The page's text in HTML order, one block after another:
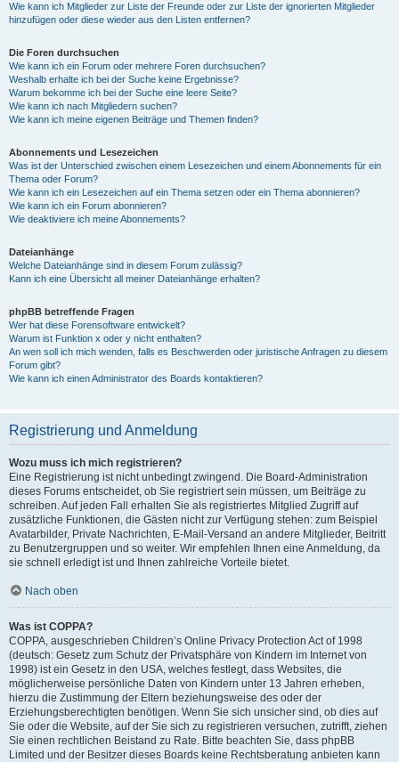
Wie kann ich Mitglieder zur Liste der Freunde oder zur Liste der ignorierten Mitglieder
hinzufügen oder diese wieder aus den Listen entfernen?
Die Foren durchsuchen
Wie kann ich ein Forum oder mehrere Foren durchsuchen?
Weshalb erhalte ich bei der Suche keine Ergebnisse?
Warum bekomme ich bei der Suche eine leere Seite?
Wie kann ich nach Mitgliedern suchen?
Wie kann ich meine eigenen Beiträge und Themen finden?
Abonnements und Lesezeichen
Was ist der Unterschied zwischen einem Lesezeichen und einem Abonnements für ein
Thema oder Forum?
Wie kann ich ein Lesezeichen auf ein Thema setzen oder ein Thema abonnieren?
Wie kann ich ein Forum abonnieren?
Wie deaktiviere ich meine Abonnements?
Dateianhänge
Welche Dateianhänge sind in diesem Forum zulässig?
Kann ich eine Übersicht all meiner Dateianhänge erhalten?
phpBB betreffende Fragen
Wer hat diese Forensoftware entwickelt?
Warum ist Funktion x oder y nicht enthalten?
An wen soll ich mich wenden, falls es Beschwerden oder juristische Anfragen zu diesem
Forum gibt?
Wie kann ich einen Administrator des Boards kontaktieren?
Registrierung und Anmeldung
Wozu muss ich mich registrieren?
Eine Registrierung ist nicht unbedingt zwingend. Die Board-Administration
dieses Forums entscheidet, ob Sie registriert sein müssen, um Beiträge zu
schreiben. Auf jeden Fall erhalten Sie als registriertes Mitglied Zugriff auf
zusätzliche Funktionen, die Gästen nicht zur Verfügung stehen: zum Beispiel
Avatarbilder, Private Nachrichten, E-Mail-Versand an andere Mitglieder, Beitritt
zu Benutzergruppen und so weiter. Wir empfehlen Ihnen eine Anmeldung, da
sie schnell erledigt ist und Ihnen zahlreiche Vorteile bietet.
Nach oben
Was ist COPPA?
COPPA, ausgeschrieben Children’s Online Privacy Protection Act of 1998
(deutsch: Gesetz zum Schutz der Privatsphäre von Kindern im Internet von
1998) ist ein Gesetz in den USA, welches festlegt, dass Websites, die
möglicherweise persönliche Daten von Kindern unter 13 Jahren erheben,
hierzu die Zustimmung der Eltern beziehungsweise des oder der
Erziehungsberechtigten benötigen. Wenn Sie sich unsicher sind, ob dies auf
Sie oder die Website, auf der Sie sich zu registrieren versuchen, zutrifft, ziehen
Sie einen rechtlichen Beistand zu Rate. Bitte beachten Sie, dass phpBB
Limited und der Besitzer dieses Boards keine Rechtsberatung anbieten kann